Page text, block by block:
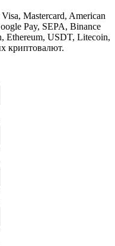
Mastercard, American
Pay, SEPA, Binance
Ethereum, USDT, Litecoin,
криптовалют.